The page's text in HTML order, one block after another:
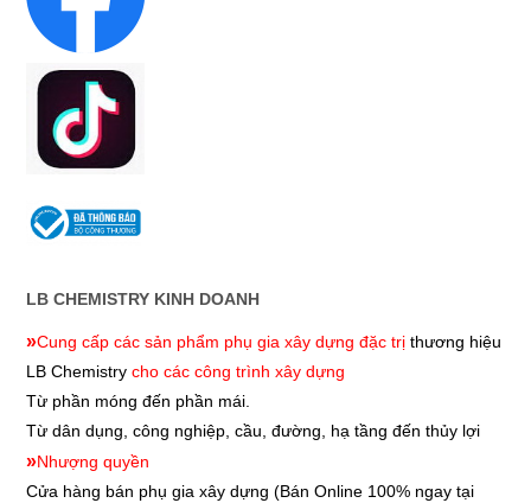
LB CHEMISTRY KINH DOANH
»Cung cấp các sản phẩm phụ gia xây dựng đặc trị thương hiệu
LB Chemistrycho các công trình xây dựng
Từ phần móng đến phần mái.
Từ dân dụng, công nghiệp, cầu, đường, hạ tầng đến thủy lợi
»Nhượng quyền
Cửa hàng bán phụ gia xây dựng (Bán Online 100% ngay tại